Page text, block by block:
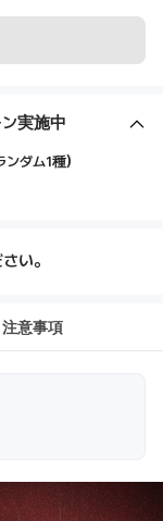
実施中
ダム1種）
い。
注意事項